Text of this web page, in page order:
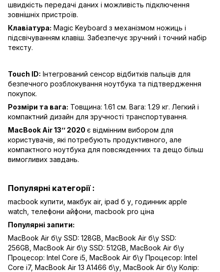
швидкість передачі даних і можливість підключення
зовнішніх пристроїв.
Клавіатура: Magic Keyboard з механізмом ножиць і
підсвічуванням клавіш. Забезпечує зручний і точний набір
тексту.
Touch ID: Інтегрований сенсор відбитків пальців для
безпечного розблокування ноутбука та підтвердження
покупок.
Розміри та вага: Товщина: 1.61 см. Вага: 1.29 кг. Легкий і
компактний дизайн для зручності транспортування.
MacBook Air 13’’ 2020 є відмінним вибором для
користувачів, які потребують продуктивного, але
компактного ноутбука для повсякденних та дещо більш
вимогливих завдань.
Популярні категорії :
macbook купити, макбук air, ipad б у, годинник apple
watch телефони айфони, macbook pro ціна
Популярні запити:
MacBook Air б\у SSD: 128GB MacBook Air б\у SSD:
256GB MacBook Air б\у SSD: 512GB MacBook Air б\у
Процесор: Intel Core i5 MacBook Air б\у Процесор: Intel
Core i7, MacBook Air 13 A1466 б\у MacBook Air б\у Колір: